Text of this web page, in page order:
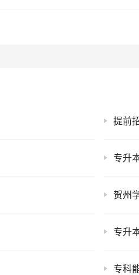
提前
专升
贺州
专升
专科